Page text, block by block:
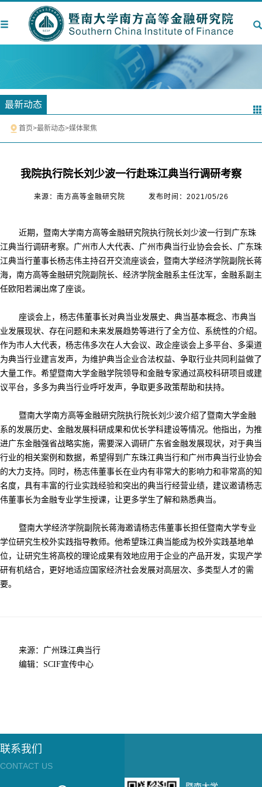
最新动态
首页>最新动态>媒体聚焦
我院执行院长刘少波一行赴珠江典当行调研考察
来源：南方高等金融研究院 发布时间：2021/05/26
近期，暨南大学南方高等金融研究院执行院长刘少波一行到广东珠
江典当行调研考察。广州市人大代表、广州市典当行业协会会长、广东珠
江典当行董事长杨志伟主持召开交流座谈会，暨南大学经济学院副院长蒋
海，南方高等金融研究院副院长、经济学院金融系主任沈军，金融系副主
任欧阳若澜出席了座谈。
座谈会上，杨志伟董事长对典当业发展史、典当基本概念、市典当
业发展现状、存在问题和未来发展趋势等进行了全方位、系统性的介绍。
作为市人大代表，杨志伟多次在人大会议、政企座谈会上多平台、多渠道
为典当行业建言发声，为维护典当企业合法权益、争取行业共同利益做了
大量工作。希望暨南大学金融学院领导和金融专家通过高校科研项目或建
议平台，多多为典当行业呼吁发声，争取更多政策帮助和扶持。
暨南大学南方高等金融研究院执行院长刘少波介绍了暨南大学金融
系的发展历史、金融发展科研成果和优长学科建设等情况。他指出，为推
进广东金融强省战略实施，需要深入调研广东省金融发展现状，对于典当
行业的相关案例和数据，希望得到广东珠江典当行和广州市典当行业协会
的大力支持。同时，杨志伟董事长在业内有非常大的影响力和非常高的知
名度，具有丰富的行业实践经验和突出的典当行经营业绩，建议邀请杨志
伟董事长为金融专业学生授课，让更多学生了解和熟悉典当。
暨南大学经济学院副院长蒋海邀请杨志伟董事长担任暨南大学专业
学位研究生校外实践指导教师。他希望珠江典当能成为校外实践基地单
位，让研究生将高校的理论成果有效地应用于企业的产品开发，实现产学
研有机结合，更好地适应国家经济社会发展对高层次、多类型人才的需
要。
来源：广州珠江典当行
编辑： SCIF宣传中心
联系我们
CONTACT US